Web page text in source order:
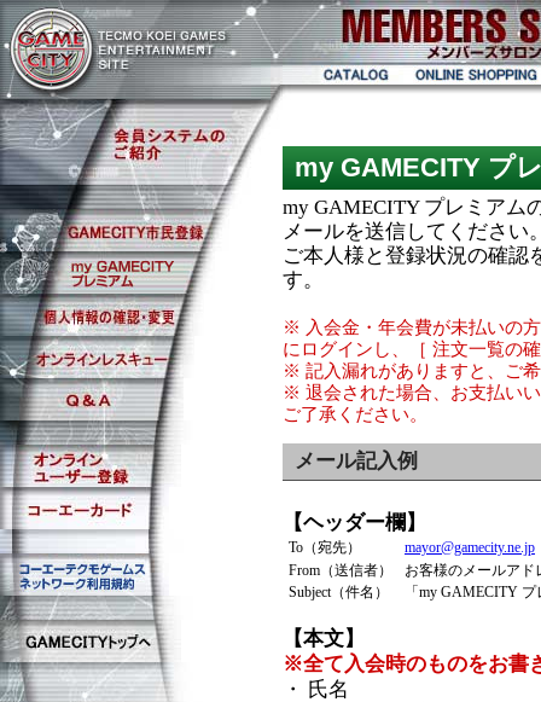
タ
オ
ン
シ
ョ
ッ
ピ
ン
グ
my GAMECITY プ
my GAMECITY プレミアム
メールを送信してください
ご本人様と登録状況の確認
す。
※ 入会金・年会費が未払いの
にログインし、［ 注文一覧の
※ 記入漏れがありますと、ご
※ 退会された場合、お支払い
ご了承ください。
メール記入例
【ヘッダー欄】
To（宛先）
mayor@gamecity.ne.jp
From（送信者）
お客様のメールアド
Subject（件名）
「my GAMECITY
【本文】
※全て入会時のものをお書
・ 氏名